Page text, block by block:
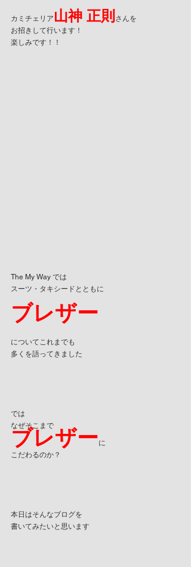
カミチェリア ⼭神 正則 さんを
お招きして行います！
楽しみです！！
The My Way では
スーツ・タキシードとともに
ブレザー
についてこれまでも
多くを語ってきました
では
なぜそこまで
ブレザーに
こだわるのか？
本日はそんなブログを
書いてみたいと思います